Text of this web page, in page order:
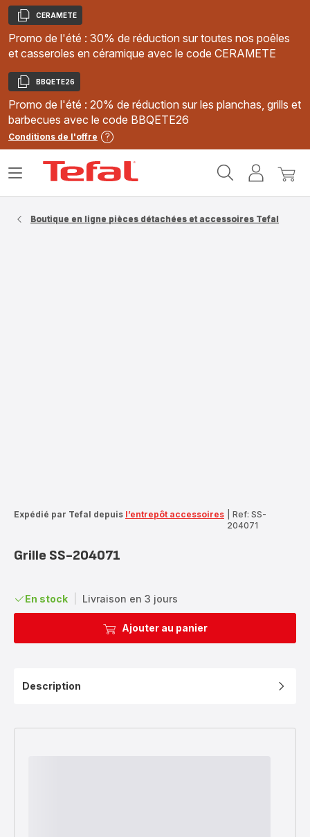
Copier
CERAMETE
Promo de l'été : 30% de réduction sur toutes nos poêles
et casseroles en céramique avec le code CERAMETE
Copier
BBQETE26
Promo de l'été : 20% de réduction sur les planchas, grills et
barbecues avec le code BBQETE26
Conditions de l'offre
MonMon
Ouvrir
Boutique en ligne pièces détachées et accessoires Tefal
Expédié par Tefal depuis l’entrepôt accessoires
Ref: SS-
204071
Grille SS-204071
En stock Livraison en 3 jours
Ajouter au panier
Description